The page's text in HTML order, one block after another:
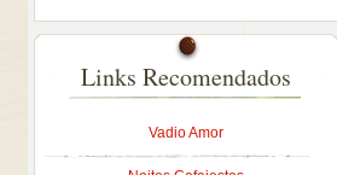
Links Recomendados
Vadio Amor